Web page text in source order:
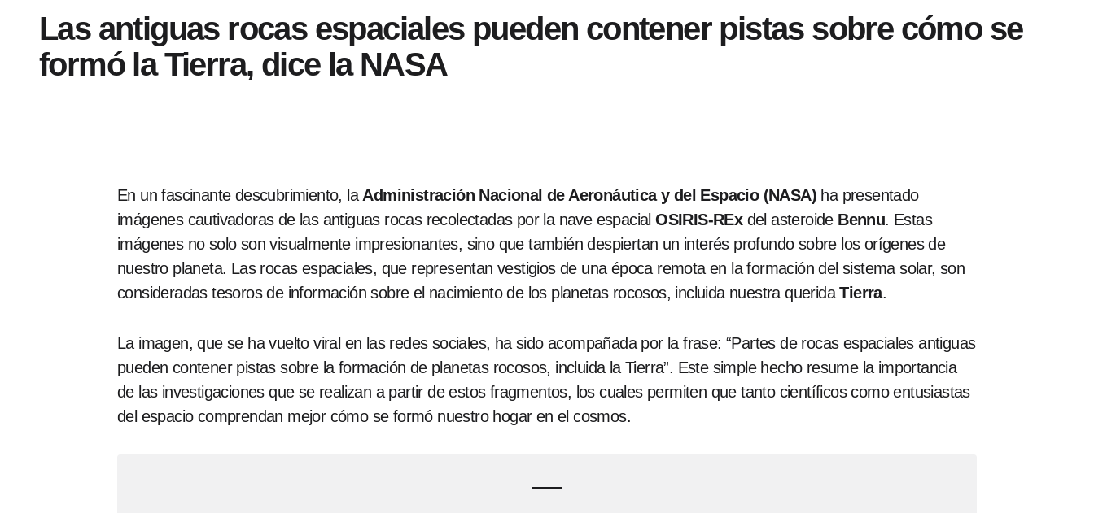
Las antiguas rocas espaciales pueden contener pistas sobre cómo se
formó la Tierra, dice la NASA
En un fascinante descubrimiento, la Administración Nacional de Aeronáutica y del Espacio (NASA) ha presentado
imágenes cautivadoras de las antiguas rocas recolectadas por la nave espacialOSIRIS-RExdel asteroide Bennu. Estas
imágenes no solo son visualmente impresionantes, sino que también despiertan un interés profundo sobre los orígenes de
nuestro planeta. Las rocas espaciales, que representan vestigios de una época remota en la formación del sistema solar, son
consideradas tesoros de información sobre el nacimiento de los planetas rocosos, incluida nuestra queridaTierra.
La imagen, que se ha vuelto viral en las redes sociales, ha sido acompañada por la frase: “Partes de rocas espaciales antiguas
pueden contener pistas sobre la formación de planetas rocosos, incluida la Tierra”. Este simple hecho resume la importancia
de las investigaciones que se realizan a partir de estos fragmentos, los cuales permiten que tanto científicos como entusiastas
del espacio comprendan mejor cómo se formó nuestro hogar en el cosmos.